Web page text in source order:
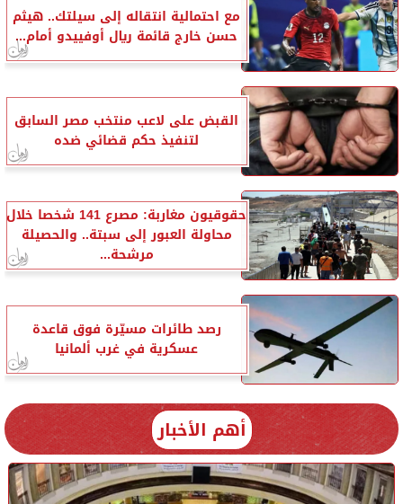
مع احتمالية انتقاله إلى سيلتك.. هيثم
حسن خارج قائمة ريال أوفييدو أمام...
القبض على لاعب منتخب مصر السابق
لتنفيذ حكم قضائي ضده
حقوقيون مغاربة: مصرع 141 شخصا خلال
محاولة العبور إلى سبتة.. والحصيلة
مرشحة...
رصد طائرات مسيّرة فوق قاعدة
عسكرية في غرب ألمانيا
أهم الأخبار